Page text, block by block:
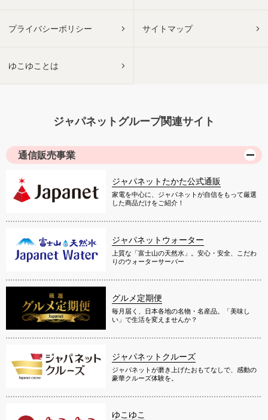
プライバシーポリシー サイトマップ
ゆこゆことは
ジャパネットグループ関連サイト
通信販売事業
ジャパネットたかた公式通販
家電を中心に、ジャパネットが自信をもって厳選
した商品だけをご紹介！
ジャパネットウォーター
上質な「富士山の天然水」。安心・安全、こだわ
りのウォーターサーバー
グルメ定期便
毎月届く、日本各地の名物・名産品。「美味し
い」で生活を変えませんか？
ジャパネットクルーズ
ジャパネットが磨き上げたおもてなしで、感動の
豪華クルーズ体験を。
ゆこゆこ